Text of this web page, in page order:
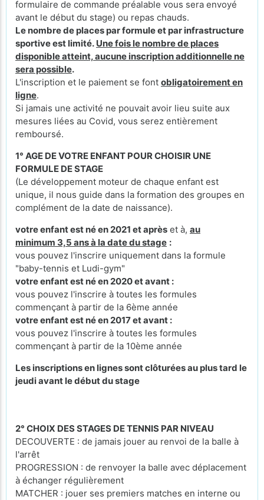
formulaire de commande préalable vous sera envoyé
avant le début du stage) ou repas chauds.
Le nombre de places par formule et par infrastructure
sportive est limité. Une fois le nombre de places
disponible atteint, aucune inscription additionnelle ne
sera possible.
L'inscription et le paiement se font obligatoirement en
ligne.
Si jamais une activité ne pouvait avoir lieu suite aux
mesures liées au Covid, vous serez entièrement
remboursé.
1° AGE DE VOTRE ENFANT POUR CHOISIR UNE
FORMULE DE STAGE
(Le développement moteur de chaque enfant est
unique, il nous guide dans la formation des groupes en
complément de la date de naissance).
votre enfant est né en 2021 et après et à, au
minimum 3,5 ans à la date du stage :
vous pouvez l'inscrire uniquement dans la formule
"baby-tennis et Ludi-gym"
votre enfant est né en 2020 et avant :
vous pouvez l'inscrire à toutes les formules
commençant à partir de la 6ème année
votre enfant est né en 2017 et avant :
vous pouvez l'inscrire à toutes les formules
commençant à partir de la 10ème année
Les inscriptions en lignes sont clôturées au plus tard le
jeudi avant le début du stage
2° CHOIX DES STAGES DE TENNIS PAR NIVEAU
DECOUVERTE : de jamais jouer au renvoi de la balle à
l'arrêt
PROGRESSION : de renvoyer la balle avec déplacement
à échanger régulièrement
MATCHER : jouer ses premiers matches en interne ou